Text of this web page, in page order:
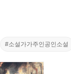
#소설가가주인공인소설